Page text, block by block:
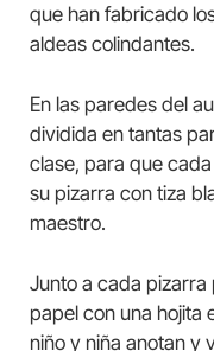
que han fabricado
aldeas colindantes.
En las paredes del
dividida en tantas
clase, para que
su pizarra con tiza
maestro.
Junto a cada pizarra
papel con una hojita
niño y niña anotan y